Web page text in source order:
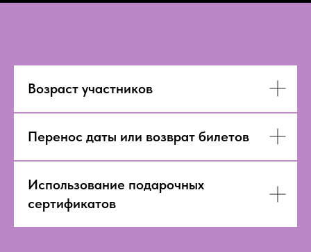
Возраст участников
Перенос даты или возврат билетов
Использование подарочных
сертификатов